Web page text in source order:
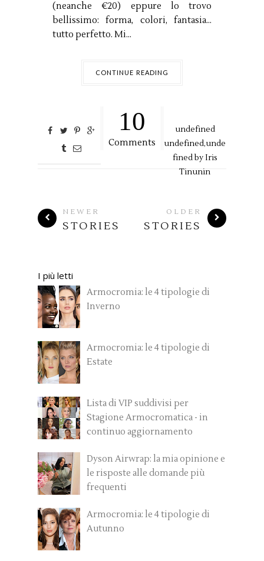
(neanche €20) eppure lo trovo
bellissimo: forma, colori, fantasia...
tutto perfetto. Mi...
CONTINUE READING
10
Comments
undefined
undefined,unde
fined byIris
Tinunin
NEWER
STORIES
OLDER
STORIES
I più letti
Armocromia: le 4 tipologie di
Inverno
Armocromia: le 4 tipologie di
Estate
Lista di VIP suddivisi per
Stagione Armocromatica - in
continuo aggiornamento
Dyson Airwrap: la mia opinione e
le risposte alle domande più
frequenti
Armocromia: le 4 tipologie di
Autunno